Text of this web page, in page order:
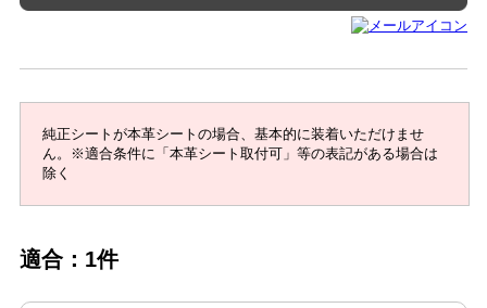
純正シートが本革シートの場合、基本的に装着いただけませ
ん。※適合条件に「本革シート取付可」等の表記がある場合は
除く
適合：1件